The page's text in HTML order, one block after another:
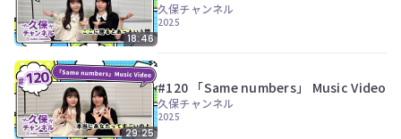
す。
今
す
ぐ
会
18:46
久保チャンネル
2025
29:25
#120 「Same numbers」 Music Video
久保チャンネル
2025